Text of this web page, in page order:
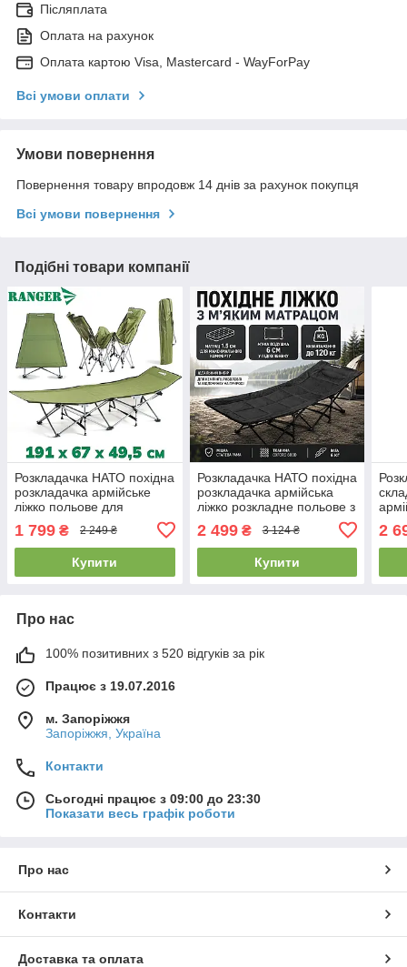
Післяплата
Оплата на рахунок
Оплата картою Visa, Mastercard - WayForPay
Всі умови оплати
Умови повернення
Повернення товару впродовж 14 днів за рахунок покупця
Всі умови повернення
Подібні товари компанії
Розкладачка НАТО похідна
розкладачка армійське
ліжко польове для
Ranger Military Forest
1 799 ₴ 2 249 ₴
Купити
Розкладачка НАТО похідна
розкладачка армійська
ліжко розкладне польове з
чохлом Ranger Forest Lux
чорна
2 499₴ 3 124 ₴
Купити
2
Про нас
100% позитивних з 520 відгуків за рік
Працює з 19.07.2016
м. Запоріжжя
Запоріжжя, Україна
Контакти
Сьогодні працює з 09:00 до 23:30
Показати весь графік роботи
Про нас
Контакти
Доставка та оплата